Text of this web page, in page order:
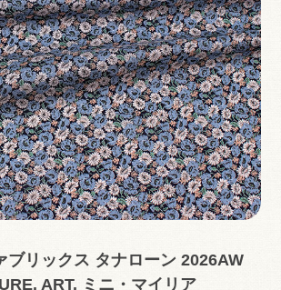
ブリックス タナローン 2026AW
ART. ミニ・マイリア